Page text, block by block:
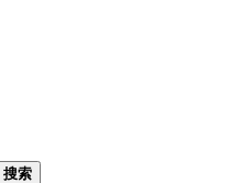
搜索